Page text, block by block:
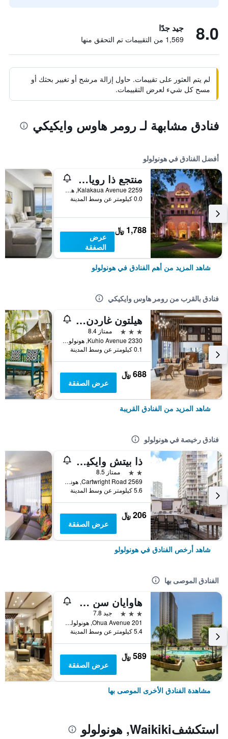
8.0 جيد جدًا
1,569 من التقييمات تم التحقق منها
لم يتم العثور على تقييمات. حاول إزالة مرشح أو تغيير بحثك أو
مسح كل شيء لعرض التقييمات.
فنادق مشابهة لـ رومر هاوس وايكيكي
أفضل الفنادق في هونولولو
منتجع ذا رويال هاواي، لوكشري كوليكشن، ويكيكي
2259 Kalakaua Avenue, هونولولو, أواهو, HI, الولايات المتحدة الأميريكية
0.0 كيلومتر عن وسط المدينة
1,788 ﷼
عرض
الصفقة
شاهد المزيد من أهم الفنادق في هونولولو
فنادق بالقرب من رومر هاوس وايكيكي
هيلتون غاردن إن وايكيكي بيتش
3 نجوم
ممتاز 8.4
2330 Kuhio Avenue, هونولولو, أواهو, HI, الولايات المتحدة الأميريكية
0.1 كيلومتر عن وسط المدينة
688 ﷼
عرض الصفقة
شاهد المزيد من الفنادق القريبة
فنادق رخيصة في هونولولو
ذا بيتش وايكيكي بوتيك هوستل
2 نجمتين
ممتاز 8.5
2569 Cartwright Road, هونولولو, أواهو, HI, الولايات المتحدة الأميريكية
5.6 كيلومتر عن وسط المدينة
206 ﷼
عرض الصفقة
شاهد أرخص الفنادق في هونولولو
الفنادق الموصى بها
هاوايان سن هوليدايز
3 نجوم
جيد 7.8
201 Ohua Avenue, هونولولو, أواهو, HI, الولايات المتحدة الأميريكية
5.4 كيلومتر عن وسط المدينة
589 ﷼
عرض الصفقة
مشاهدة الفنادق الأخرى الموصى بها
استكشفWaikiki, هونولولو